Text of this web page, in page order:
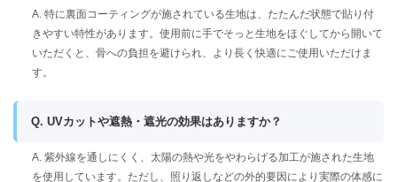
A. 特に裏面コーティングが施されている生地は、たたんだ状態で貼り付
きやすい特性があります。使用前に手でそっと生地をほぐしてから開いて
いただくと、骨への負担を避けられ、より長く快適にご使用いただけま
す。
Q. UVカットや遮熱・遮光の効果はありますか？
A. 紫外線を通しにくく、太陽の熱や光をやわらげる加工が施された生地
を使用しています。ただし、照り返しなどの外的要因により実際の体感に